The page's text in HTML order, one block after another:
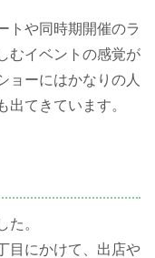
トや同時期開催のラ
むイベントの感覚が
ョーにはかなりの人
出てきています。
た。
目にかけて、出店や